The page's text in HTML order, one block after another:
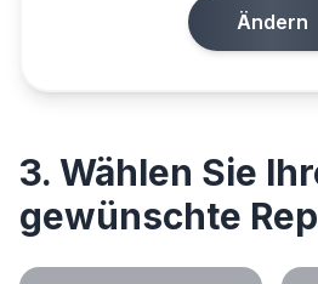
Ändern
3. Wählen Sie
gewünschte